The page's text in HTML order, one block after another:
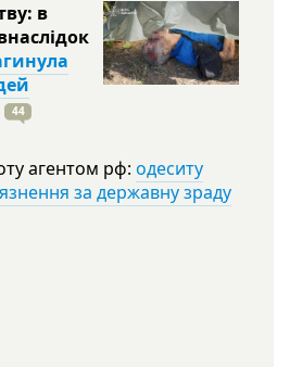
в
44
агентом рф: одеситу
за державну зраду